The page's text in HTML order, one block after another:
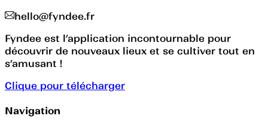
hello@fyndee.fr
Fyndee est l’application incontournable pour
découvrir de nouveaux lieux et se cultiver tout en
s’amusant !
Clique pour télécharger
Navigation